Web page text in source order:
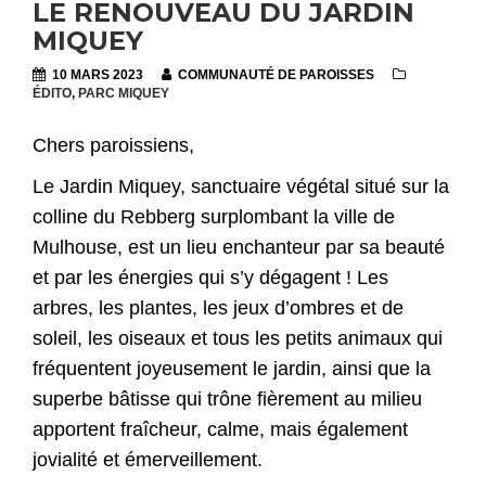
LE RENOUVEAU DU JARDIN
MIQUEY
10 MARS 2023
COMMUNAUTÉ DE PAROISSES
ÉDITO, PARC MIQUEY
Chers paroissiens,
Le Jardin Miquey, sanctuaire végétal situé sur la
colline du Rebberg surplombant la ville de
Mulhouse, est un lieu enchanteur par sa beauté
et par les énergies qui s’y dégagent ! Les
arbres, les plantes, les jeux d’ombres et de
soleil, les oiseaux et tous les petits animaux qui
fréquentent joyeusement le jardin, ainsi que la
superbe bâtisse qui trône fièrement au milieu
apportent fraîcheur, calme, mais également
jovialité et émerveillement.